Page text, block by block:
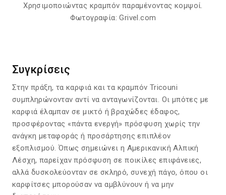
Χρησιμοποιώντας κραμπόν παραμένοντας κομψοί.
Φωτογραφία: Grivel.com
Συγκρίσεις
Στην πράξη, τα καρφιά και τα κραμπόν Tricouni
συμπληρώνονταν αντί να ανταγωνίζονται. Οι μπότες με
καρφιά έλαμπαν σε μικτό ή βραχώδες έδαφος,
προσφέροντας «πάντα ενεργή» πρόσφυση χωρίς την
ανάγκη μεταφοράς ή προσάρτησης επιπλέον
εξοπλισμού. Όπως σημειώνει η Αμερικανική Αλπική
Λέσχη, παρείχαν πρόσφυση σε ποικίλες επιφάνειες,
αλλά δυσκολεύονταν σε σκληρό, συνεχή πάγο, όπου οι
καρφίτσες μπορούσαν να αμβλύνουν ή να μην